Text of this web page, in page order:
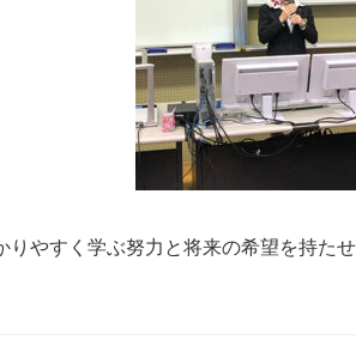
りやすく学ぶ努力と将来の希望を持た